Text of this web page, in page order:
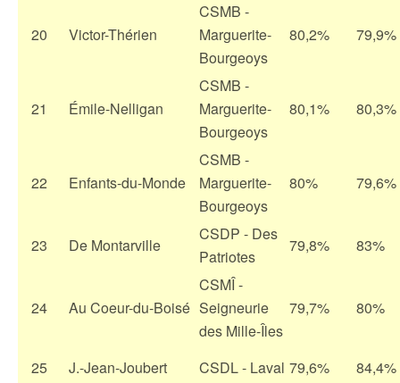
20 Victor-Thérien
CSMB -
Marguerite-
Bourgeoys
80,2% 79,9%
21 Émile-Nelligan
CSMB -
Marguerite-
Bourgeoys
80,1% 80,3%
22 Enfants-du-Monde
CSMB -
Marguerite-
Bourgeoys
80% 79,6%
23 De Montarville
CSDP - Des
Patriotes
79,8% 83%
24 Au Coeur-du-Boisé
CSMÎ -
Seigneurie
des Mille-Îles
79,7% 80%
25 J.-Jean-Joubert CSDL - Laval 79,6% 84,4%